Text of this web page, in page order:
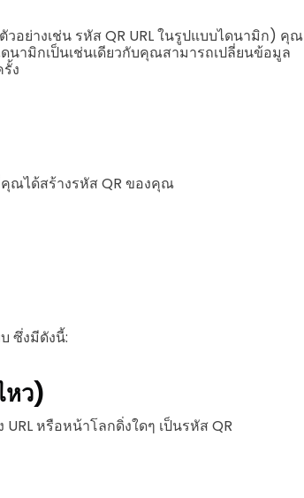
อย่างเช่น รหัส QR URL ในรูปแบบไดนามิก) คุณ
ดนามิกเป็นเช่นเดียวกับคุณสามารถเปลี่ยนข้อมูล
ง
ณได้สร้างรหัส QR ของคุณ
ซึ่งมีดังนี้:
หว)
หรือหน้าโลกดิ่งใดๆ เป็นรหัส QR